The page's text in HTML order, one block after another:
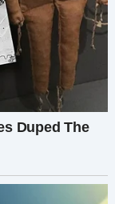
тяжело,
с
я видела,
сторону.
мне
можешь
что меня